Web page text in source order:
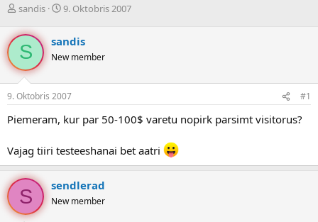
P
v
e
d
i
e
n
u
s
ā
c
s
sandis
S
u
m
d
a
u
s
9. Oktobris 2007
S sandis
New member
9. Oktobris 2007 #1
Piemeram, kur par 50-100$ varetu nopirk parsimt visitorus?
Vajag tiiri testeeshanai bet aatri
S sendlerad
New member